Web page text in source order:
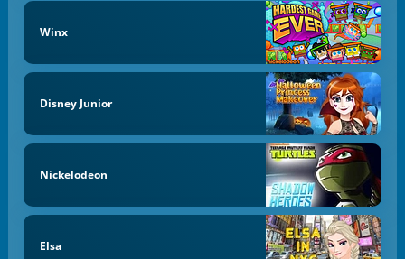
Winx
Disney Junior
Nickelodeon
Elsa